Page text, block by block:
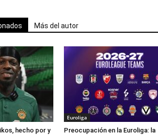
Más del autor
hecho por y
Euroliga
Preocupación en la Euroliga: la